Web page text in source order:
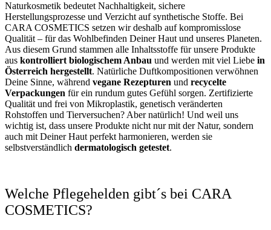
Naturkosmetik bedeutet Nachhaltigkeit, sichere
Herstellungsprozesse und Verzicht auf synthetische Stoffe. Bei
CARA COSMETICS setzen wir deshalb auf kompromisslose
Qualität – für das Wohlbefinden Deiner Haut und unseres Planeten.
Aus diesem Grund stammen alle Inhaltsstoffe für unsere Produkte
aus kontrolliert biologischem Anbau und werden mit viel Liebe in
Österreich hergestellt. Natürliche Duftkompositionen verwöhnen
Deine Sinne, während vegane Rezepturen und recycelte
Verpackungen für ein rundum gutes Gefühl sorgen. Zertifizierte
Qualität und frei von Mikroplastik, genetisch veränderten
Rohstoffen und Tierversuchen? Aber natürlich! Und weil uns
wichtig ist, dass unsere Produkte nicht nur mit der Natur, sondern
auch mit Deiner Haut perfekt harmonieren, werden sie
selbstverständlich dermatologisch getestet.
Welche Pflegehelden gibt´s bei CARA
COSMETICS?